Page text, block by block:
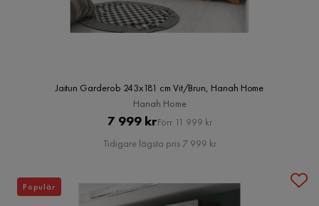
Jaitun Garderob 243x181 cm Vit/Brun, Hanah Home
Hanah Home
Pris
7 999 krOriginal
Pris
Förr 11 999 kr
Tidigare lägsta pris 7 999 kr
Populär